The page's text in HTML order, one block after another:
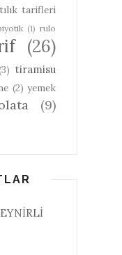
tarifleri
(1) rulo
(26)
tiramisu
(2) yemek
(9)